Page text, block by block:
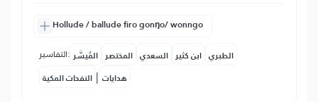
Hollude / ballude firo gonŋo/ wonngo
التفاسير: المُيسَّر المختصر السعدي ابن كثير الطبري
النفحات المكية | هدايات